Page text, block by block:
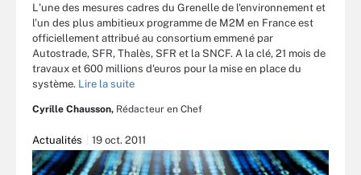
L'une des mesures cadres du Grenelle de l'environnement et
l'un des plus ambitieux programme de M2M en France est
officiellement attribué au consortium emmené par
Autostrade, SFR, Thalès, SFR et la SNCF. A la clé, 21 mois de
travaux et 600 millions d'euros pour la mise en place du
système. Lire la suite
Cyrille Chausson, Rédacteur en Chef
Actualités 19 oct. 2011